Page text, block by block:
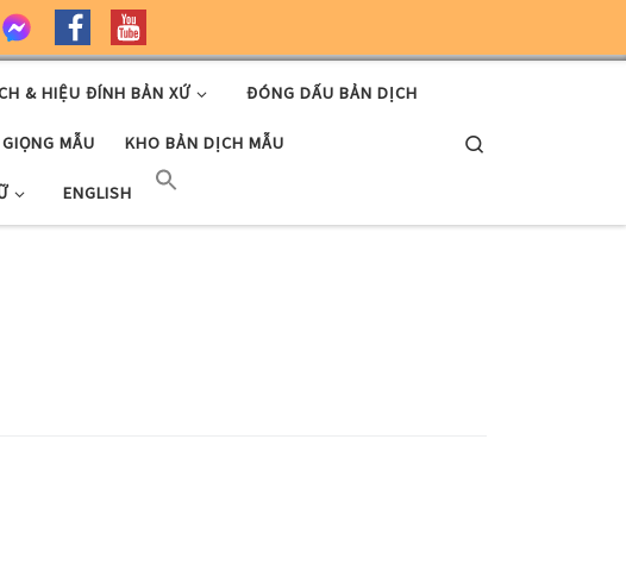
& HIỆU ĐÍNH BẢN XỨ ĐÓNG DẤU BẢN DỊCH
GIỌNG MẪU KHO BẢN DỊCH MẪU
ENGLISH